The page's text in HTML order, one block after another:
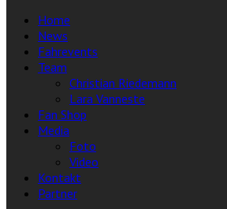
Home
News
Fahrevents
Team
Christian Riedemann
Lara Vanneste
Fan Shop
Media
Foto
Video
Kontakt
Partner